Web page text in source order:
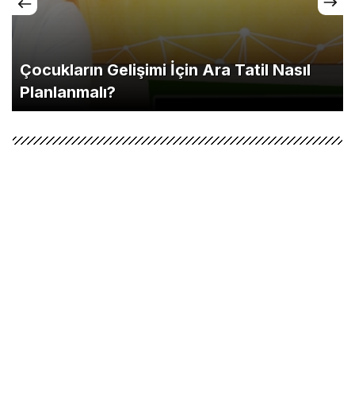
Çocukların Gelişimi İçin Ara Tatil Nasıl
Planlanmalı?